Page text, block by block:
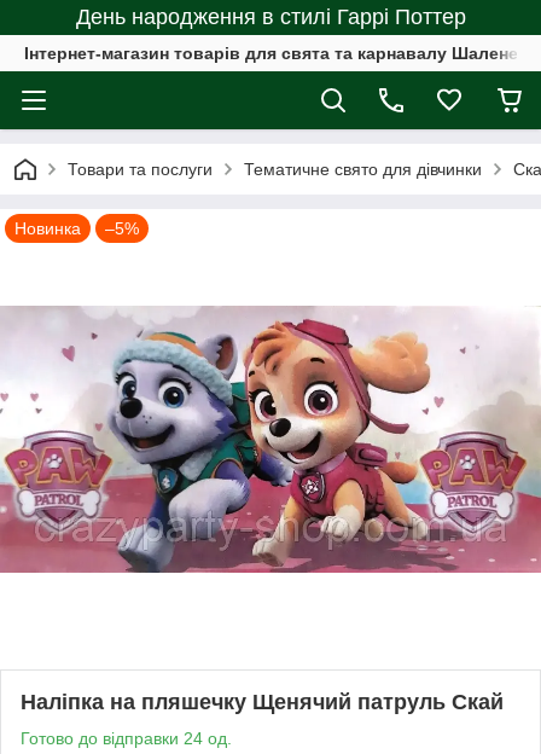
День народження в стилі Гаррі Поттер
Інтернет-магазин товарів для свята та карнавалу Шалене
Товари та послуги Тематичне свято для дівчинки
Новинка –5%
Наліпка на пляшечку Щенячий патруль Скай
Готово до відправки 24 од.